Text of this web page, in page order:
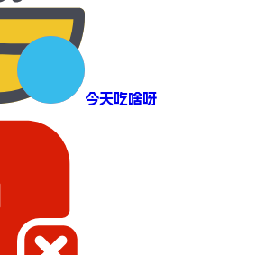
今天吃啥呀